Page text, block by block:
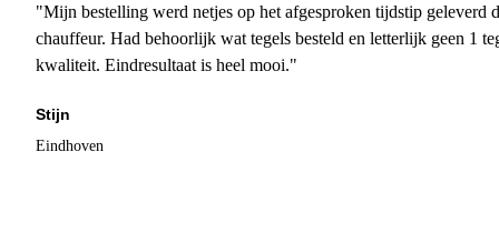
"Mijn bestelling werd netjes op het afgesproken tijdstip geleverd
chauffeur. Had behoorlijk wat tegels besteld en letterlijk geen 1
kwaliteit. Eindresultaat is heel mooi."
Stijn
Eindhoven